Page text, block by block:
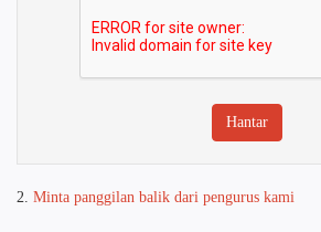
2. Minta panggilan balik dari pengurus kami